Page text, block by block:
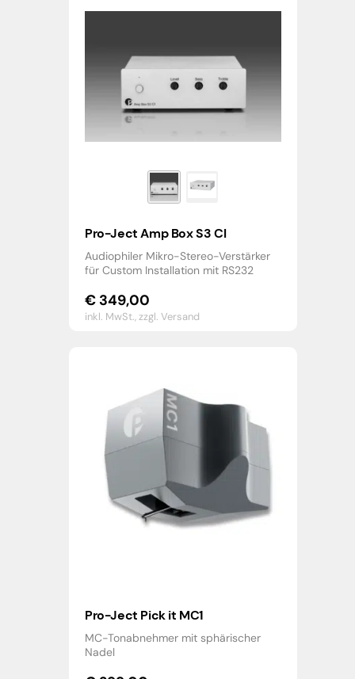
Pro-Ject Amp Box S3 CI
Audiophiler Mikro-Stereo-Verstärker
für Custom Installation mit RS232
€ 349,00
inkl. MwSt.,zzgl. Versand
Pro-Ject Pick it MC1
MC-Tonabnehmer mit sphärischer
Nadel